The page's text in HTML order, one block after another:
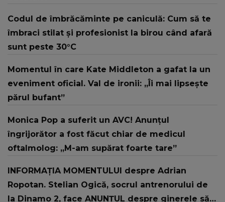
Codul de îmbrăcăminte pe caniculă: Cum să te
îmbraci stilat și profesionist la birou când afară
sunt peste 30°C
Momentul în care Kate Middleton a gafat la un
eveniment oficial. Val de ironii: „Îi mai lipsește
părul bufant”
Monica Pop a suferit un AVC! Anunțul
îngrijorător a fost făcut chiar de medicul
oftalmolog: „M-am supărat foarte tare”
INFORMAȚIA MOMENTULUI despre Adrian
Ropotan. Stelian Ogică, socrul antrenorului de
la Dinamo 2, face ANUNȚUL despre ginerele său: